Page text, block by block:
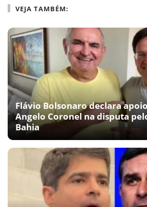
VEJA TAMBÉM:
Flávio Bolsonaro declara
Angelo Coronel na disputa
Bahia